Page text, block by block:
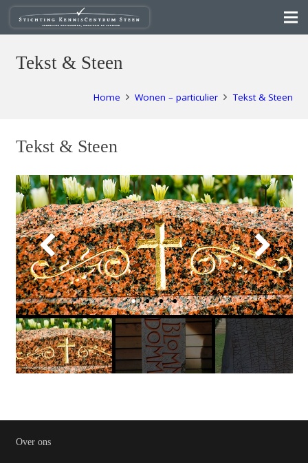
Tekst & Steen
Home Wonen – particulier Tekst & Steen
Tekst & Steen
Over ons